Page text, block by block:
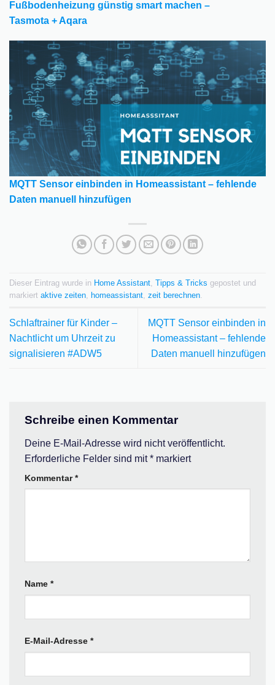
Fußbodenheizung günstig smart machen –
Tasmota + Aqara
MQTT Sensor einbinden in Homeassistant – fehlende
Daten manuell hinzufügen
Dieser Eintrag wurde in Home Assistant, Tipps & Tricks gepostet und
markiert aktive zeiten, homeassistant, zeit berechnen.
Schlaftrainer für Kinder –
Nachtlicht um Uhrzeit zu
signalisieren #ADW5
MQTT Sensor einbinden in
Homeassistant – fehlende
Daten manuell hinzufügen
Schreibe einen Kommentar
Deine E-Mail-Adresse wird nicht veröffentlicht.
Erforderliche Felder sind mit* markiert
Kommentar*
Name *
E-Mail-Adresse *